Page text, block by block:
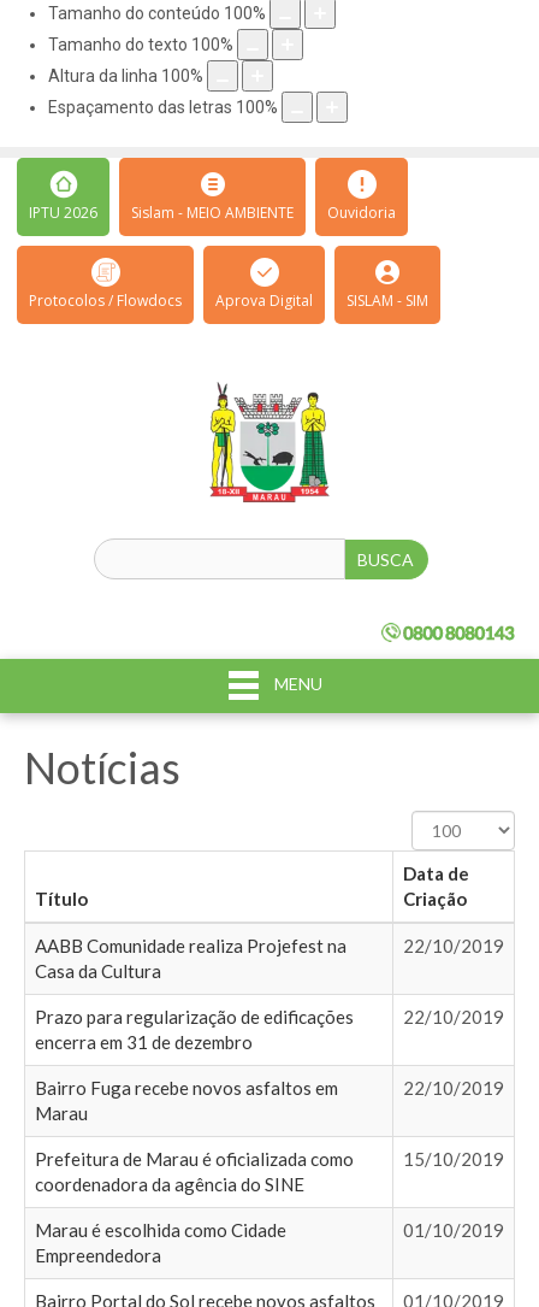
Tamanho do conteúdo 100%
Tamanho do texto 100%
Altura da linha 100%
Espaçamento das letras 100%
IPTU 2026 Sislam - MEIO AMBIENTE Ouvidoria
Protocolos / Flowdocs Aprova Digital SISLAM - SIM
MENU
Notícias
Exibir
#
Título
Data de
Criação
AABB Comunidade realiza Projefest na
Casa da Cultura
22/10/2019
Prazo para regularização de edificações
encerra em 31 de dezembro
22/10/2019
Bairro Fuga recebe novos asfaltos em
Marau
22/10/2019
Prefeitura de Marau é oficializada como
coordenadora da agência do SINE
15/10/2019
Marau é escolhida como Cidade
Empreendedora
01/10/2019
Bairro Portal do Sol recebe novos asfaltos
01/10/2019